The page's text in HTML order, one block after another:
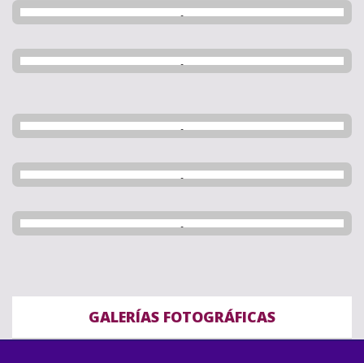
GALERÍAS FOTOGRÁFICAS